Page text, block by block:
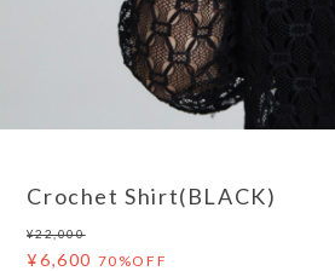
Crochet Shirt(BLACK)
¥22,000
¥6,600 70%OFF